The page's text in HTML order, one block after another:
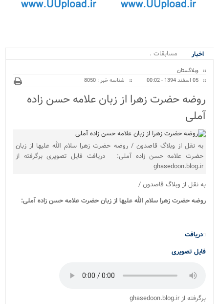
اخبار
مسابقات کراسف_
وبلاگستان
05 اسفند 1394 - 00:02
شناسه خبر : 8050
روضه حضرت زهرا از زبان علامه حسن زاده
آملی
به نقل از وبلاگ قاصدون / روضه حضرت زهرا سلام الله علیها از زبان
حضرت علامه حسن زاده آملی: دریافت فایل تصویری برگرفته از
ghasedoon.blog.ir
به نقل از وبلاگ قاصدون /
روضه حضرت زهرا سلام الله علیها از زبان حضرت علامه حسن زاده آملی:
دریافت
فایل تصویری
برگرفته از ghasedoon.blog.ir